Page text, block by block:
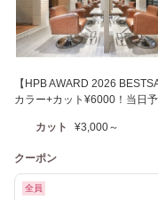
【HPB AWARD 2026
カラー+カット¥6000！当日
カット ¥3,000～
クーポン
全員